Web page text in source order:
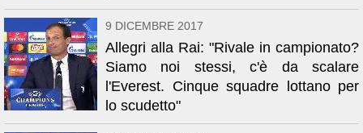
9 DICEMBRE 2017
Allegri alla Rai: "Rivale in campionato?
Siamo noi stessi, c'è da scalare
l'Everest. Cinque squadre lottano per
lo scudetto"